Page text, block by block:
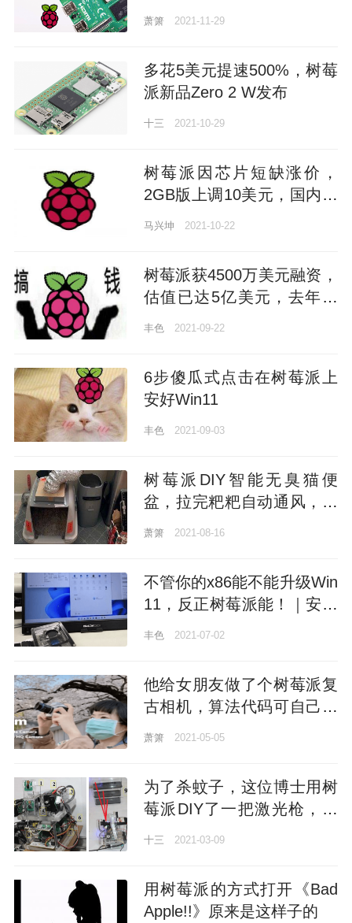
源于生产版权费
萧箫 2021-11-29
多花5美元提速500%，树莓
派新品Zero 2 W发布
十三 2021-10-29
树莓派因芯片短缺涨价，
2GB版上调10美元，国内价
格更离谱
马兴坤 2021-10-22
树莓派获4500万美元融资，
估值已达5亿美元，去年创
下了710万台销量纪录
丰色 2021-09-22
6步傻瓜式点击在树莓派上
安好Win11
丰色 2021-09-03
树莓派DIY智能无臭猫便
盆，拉完粑粑自动通风，成
本不到400元
萧箫 2021-08-16
不管你的x86能不能升级Win
11，反正树莓派能！｜安装
教程
丰色 2021-07-02
他给女朋友做了个树莓派复
古相机，算法代码可自己编
写，成本不到700元丨开源
萧箫 2021-05-05
为了杀蚊子，这位博士用树
莓派DIY了一把激光枪，网
友：伤到人怎么办？
十三 2021-03-09
用树莓派的方式打开《Bad
Apple!!》原来是这样子的